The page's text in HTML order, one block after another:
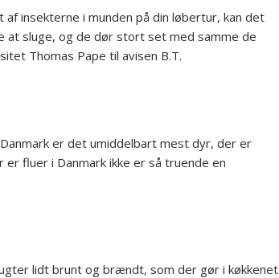
insekterne i munden på din løbertur, kan det
at sluge, og de dør stort set med samme de
Thomas Pape til avisen B.T.
er det umiddelbart mest dyr, der er
fluer i Danmark ikke er så truende en
lidt brunt og brændt, som der gør i køkkenet